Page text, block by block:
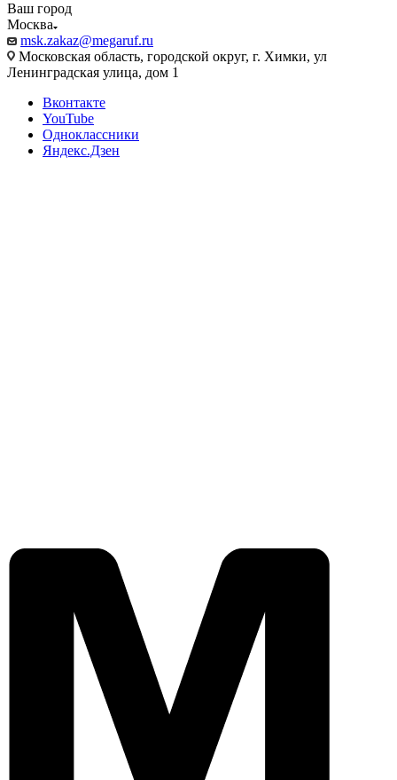
Ваш город
Москва
msk.zakaz@megaruf.ru
Московская область, городской округ, г. Химки, ул
Ленинградская улица, дом 1
Вконтакте
YouTube
Одноклассники
Яндекс.Дзен